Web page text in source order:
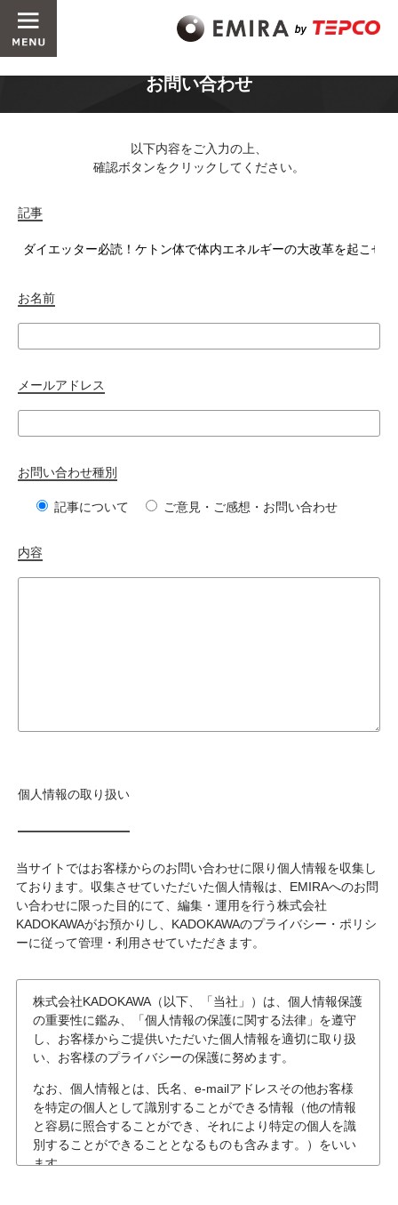
お問い合わせ
以下内容をご入力の上、
確認ボタンをクリックしてください。
記事
お名前
メールアドレス
お問い合わせ種別
記事について ご意見・ご感想・お問い合わせ
内容
個人情報の取り扱い
当サイトではお客様からのお問い合わせに限り個人情報を収集し
ております。収集させていただいた個人情報は、EMIRAへのお問
い合わせに限った目的にて、編集・運用を行う株式会社
KADOKAWAがお預かりし、KADOKAWAのプライバシー・ポリシ
ーに従って管理・利用させていただきます。
株式会社KADOKAWA（以下、「当社」）は、個人情報保護
の重要性に鑑み、「個人情報の保護に関する法律」を遵守
し、お客様からご提供いただいた個人情報を適切に取り扱
い、お客様のプライバシーの保護に努めます。
なお、個人情報とは、氏名、e-mailアドレスその他お客様
を特定の個人として識別することができる情報（他の情報
と容易に照合することができ、それにより特定の個人を識
別することができることとなるものも含みます。）をいい
ます。